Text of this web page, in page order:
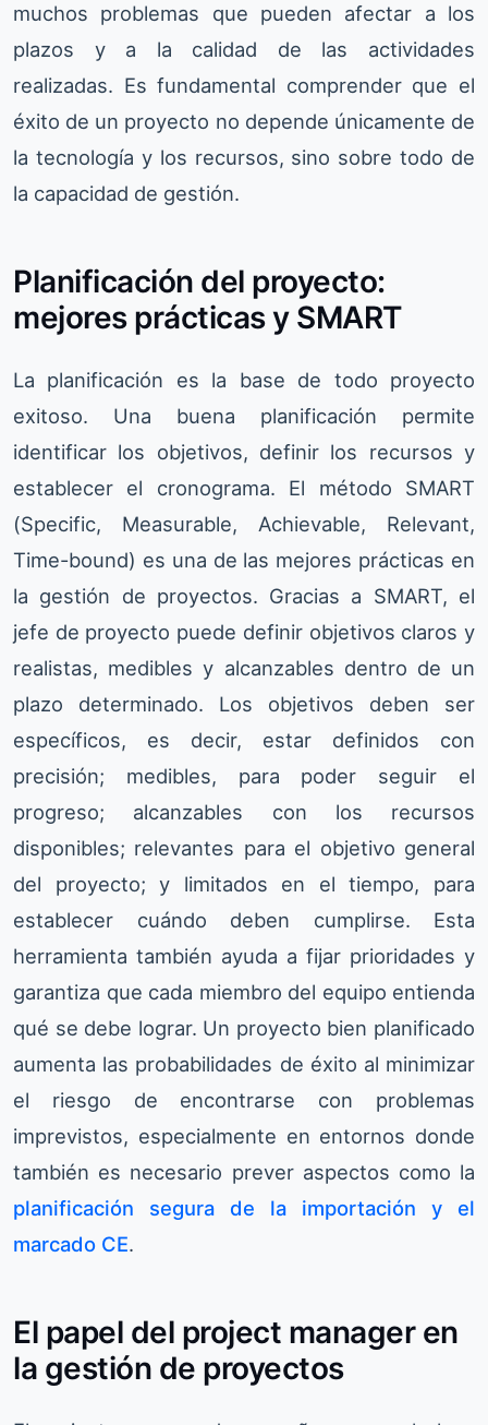
muchos problemas que pueden afectar a los
plazos y a la calidad de las actividades
realizadas. Es fundamental comprender que el
éxito de un proyecto no depende únicamente de
la tecnología y los recursos, sino sobre todo de
la capacidad de gestión.
Planificación del proyecto:
mejores prácticas y SMART
La planificación es la base de todo proyecto
exitoso. Una buena planificación permite
identificar los objetivos, definir los recursos y
establecer el cronograma. El método SMART
(Specific, Measurable, Achievable, Relevant,
Time-bound) es una de las mejores prácticas en
la gestión de proyectos. Gracias a SMART, el
jefe de proyecto puede definir objetivos claros y
realistas, medibles y alcanzables dentro de un
plazo determinado. Los objetivos deben ser
específicos, es decir, estar definidos con
precisión; medibles, para poder seguir el
progreso; alcanzables con los recursos
disponibles; relevantes para el objetivo general
del proyecto; y limitados en el tiempo, para
establecer cuándo deben cumplirse. Esta
herramienta también ayuda a fijar prioridades y
garantiza que cada miembro del equipo entienda
qué se debe lograr. Un proyecto bien planificado
aumenta las probabilidades de éxito al minimizar
el riesgo de encontrarse con problemas
imprevistos, especialmente en entornos donde
también es necesario prever aspectos como la
planificación segura de la importación y el
marcado CE.
El papel del project manager en
la gestión de proyectos